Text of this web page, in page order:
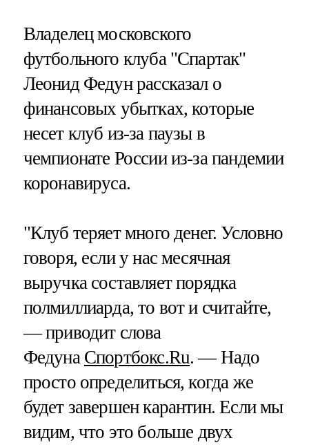
Владелец московского
футбольного клуба "Спартак"
Леонид Федун рассказал о
финансовых убытках, которые
несет клуб из-за паузы в
чемпионате России из-за пандемии
коронавируса.
"Клуб теряет много денег. Условно
говоря, если у нас месячная
выручка составляет порядка
полмиллиарда, то вот и считайте,
— приводит слова
Федуна Спортбокс.Ru. — Надо
просто определиться, когда же
будет завершен карантин. Если мы
видим, что это больше двух